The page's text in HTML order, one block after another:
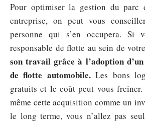
Pour optimiser la gestion du parc
entreprise, on peut vous
personne qui s’en occupera. Si
responsable de flotte au sein de
son travail grâce à l’adoption
de flotte automobile.Les bons
gratuits et le coût peut vous
même cette acquisition comme un
le long terme, vous n’allez pas